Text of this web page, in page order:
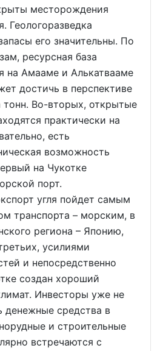
месторождения
Геологоразведка
его значительны. По
ресурсная база
на Амааме и Алькатвааме
достичь в перспективе
тонн. Во-вторых, открытые
практически на
есть
возможность
на Чукотке
порт.
угля пойдет самым
транспорта – морским, в
региона – Японию,
усилиями
и непосредственно
создан хороший
Инвесторы уже не
денежные средства в
и строительные
встречаются с